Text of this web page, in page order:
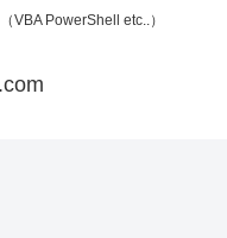
VBA PowerShell etc..）